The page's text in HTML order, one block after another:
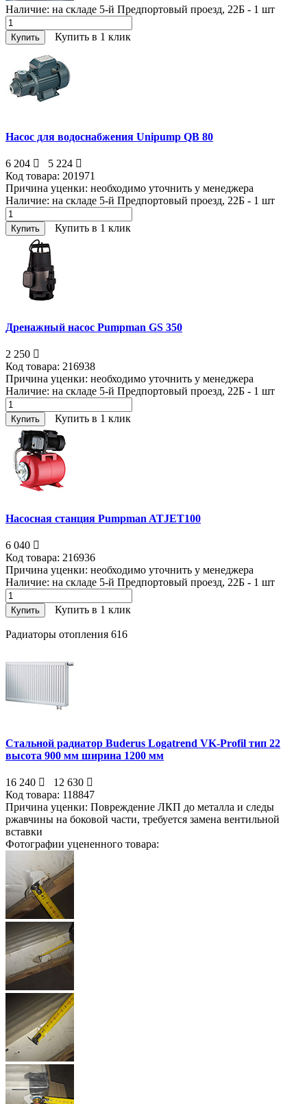
Наличие: на складе 5-й Предпортовый проезд, 22Б - 1 шт
Купить Купить в 1 клик
Насос для водоснабжения Unipump QB 80
6 204
5 224
Код товара: 201971
Причина уценки: необходимо уточнить у менеджера
Наличие: на складе 5-й Предпортовый проезд, 22Б - 1 шт
Купить Купить в 1 клик
Дренажный насос Pumpman GS 350
2 250
Код товара: 216938
Причина уценки: необходимо уточнить у менеджера
Наличие: на складе 5-й Предпортовый проезд, 22Б - 1 шт
Купить Купить в 1 клик
Насосная станция Pumpman ATJET100
6 040
Код товара: 216936
Причина уценки: необходимо уточнить у менеджера
Наличие: на складе 5-й Предпортовый проезд, 22Б - 1 шт
Купить Купить в 1 клик
Радиаторы отопления 616
Стальной радиатор Buderus Logatrend VK-Profil тип 22
высота 900 мм ширина 1200 мм
16 240
12 630
Код товара: 118847
Причина уценки: Повреждение ЛКП до металла и следы
ржавчины на боковой части, требуется замена вентильной
вставки
Фотографии уцененного товара: